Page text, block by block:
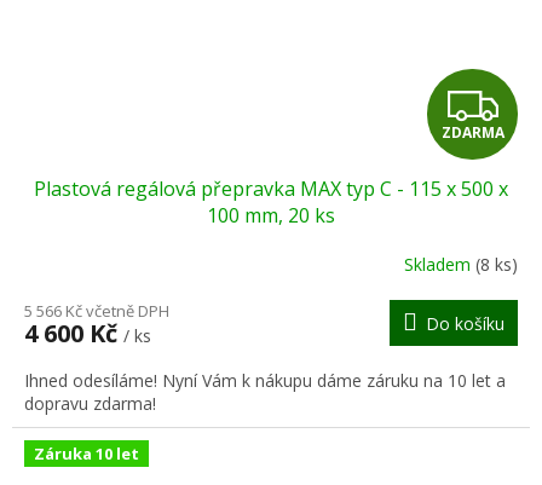
Z
D
A
R
M
A
ZDARMA
Plastová regálová přepravka MAX typ C - 115 x 500 x
100 mm, 20 ks
Skladem (8 ks)
5 566 Kč včetně DPH
4 600 Kč / ks
Do košíku
Ihned odesíláme! Nyní Vám k nákupu dáme záruku na 10 let a
dopravu zdarma!
Záruka 10 let